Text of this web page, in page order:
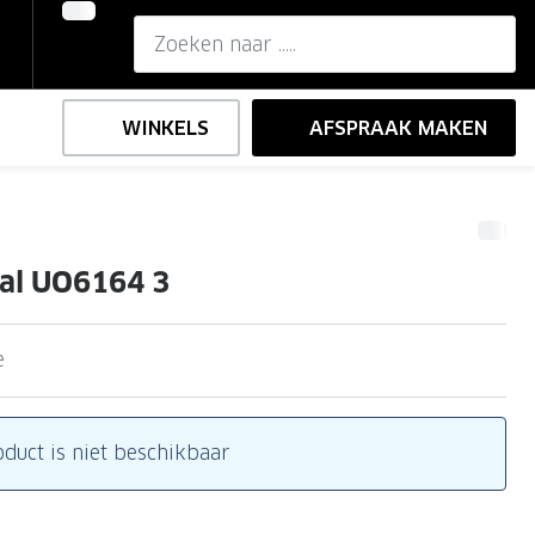
Nikon brillenglazen
Transitions brillenglazen
op sterkte
WINKELS AFSPRAAK MAKEN
UO6164 3
is niet beschikbaar